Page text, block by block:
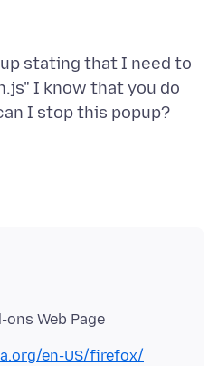
stating that I need to
I know that you do
en-US/firefox/